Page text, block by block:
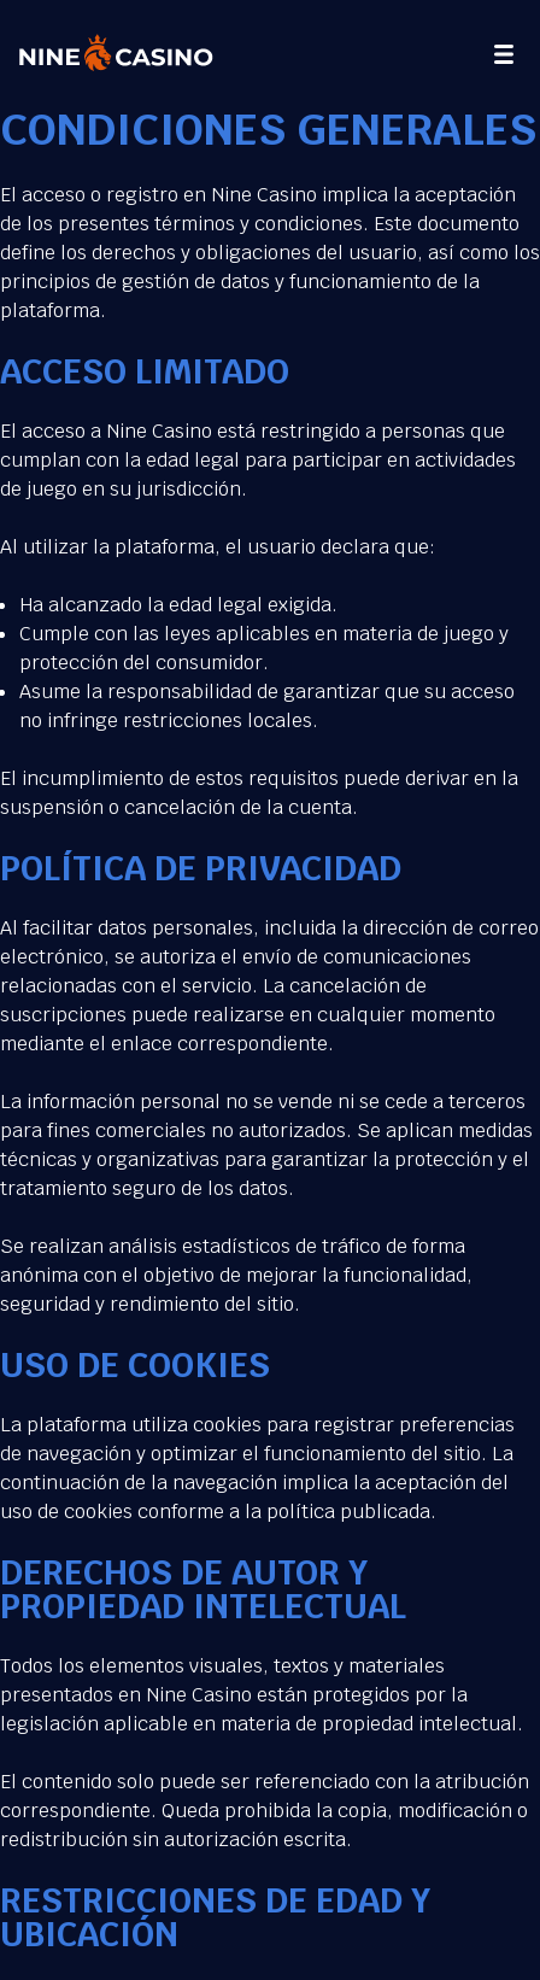
CONDICIONES GENERALES
El acceso o registro en Nine Casino implica la aceptación
de los presentes términos y condiciones. Este documento
define los derechos y obligaciones del usuario, así como los
principios de gestión de datos y funcionamiento de la
plataforma.
ACCESO LIMITADO
El acceso a Nine Casino está restringido a personas que
cumplan con la edad legal para participar en actividades
de juego en su jurisdicción.
Al utilizar la plataforma, el usuario declara que:
Ha alcanzado la edad legal exigida.
Cumple con las leyes aplicables en materia de juego y
protección del consumidor.
Asume la responsabilidad de garantizar que su acceso
no infringe restricciones locales.
El incumplimiento de estos requisitos puede derivar en la
suspensión o cancelación de la cuenta.
POLÍTICA DE PRIVACIDAD
Al facilitar datos personales, incluida la dirección de correo
electrónico, se autoriza el envío de comunicaciones
relacionadas con el servicio. La cancelación de
suscripciones puede realizarse en cualquier momento
mediante el enlace correspondiente.
La información personal no se vende ni se cede a terceros
para fines comerciales no autorizados. Se aplican medidas
técnicas y organizativas para garantizar la protección y el
tratamiento seguro de los datos.
Se realizan análisis estadísticos de tráfico de forma
anónima con el objetivo de mejorar la funcionalidad,
seguridad y rendimiento del sitio.
USO DE COOKIES
La plataforma utiliza cookies para registrar preferencias
de navegación y optimizar el funcionamiento del sitio. La
continuación de la navegación implica la aceptación del
uso de cookies conforme a la política publicada.
DERECHOS DE AUTOR Y
PROPIEDAD INTELECTUAL
Todos los elementos visuales, textos y materiales
presentados en Nine Casino están protegidos por la
legislación aplicable en materia de propiedad intelectual.
El contenido solo puede ser referenciado con la atribución
correspondiente. Queda prohibida la copia, modificación o
redistribución sin autorización escrita.
RESTRICCIONES DE EDAD Y
UBICACIÓN